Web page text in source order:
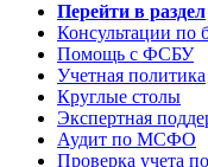
Перейти в раздел
Консультации по
Помощь с ФСБУ
Учетная политика
Круглые столы
Экспертная
Аудит по МСФО
Проверка учета